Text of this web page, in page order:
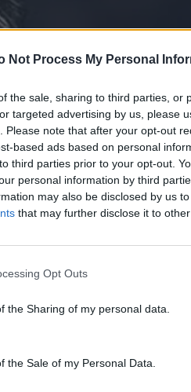
Not Process My Personal
the sale, sharing to third parties, or
targeted advertising by us, please
Please note that after your opt-out
based ads based on personal
third parties prior to your opt-out.
personal information by third
may also be disclosed by us
that may further disclose it to
Opt Outs
the Sharing of my personal data.
the Sale of my Personal Data.
E dire che l’inizio di